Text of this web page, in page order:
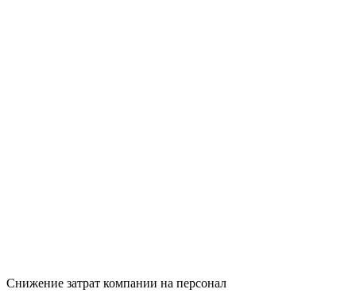
Снижение затрат компании на персонал